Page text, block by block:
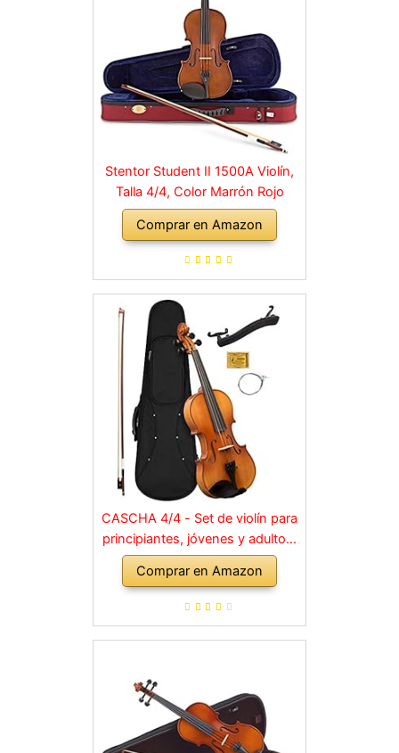
Stentor Student II 1500A Violín,
Talla 4/4, Color Marrón Rojo
Comprar en Amazon
CASCHA 4/4 - Set de violín para
principiantes, jóvenes y adultos,
violín macizo con arco, colofonia,
cuerdas de repuesto, soporte
para hombro, maletín, abeto
Comprar en Amazon